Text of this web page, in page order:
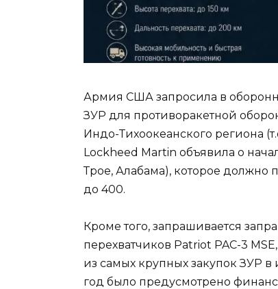
Армия США запросила в
ЗУР для противоракетной
Индо-Тихоокеанского региона
Lockheed Martin объявила о
Трое, Алабама), которое должно
до 400.
Кроме того, запрашивается
перехватчиков Patriot PAC-3
из самых крупных закупок ЗУР
год было предусмотрено